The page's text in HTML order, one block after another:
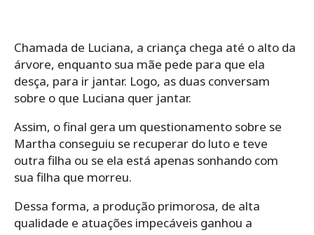
Chamada de Luciana, a criança chega até o alto da
árvore, enquanto sua mãe pede para que ela
desça, para ir jantar. Logo, as duas conversam
sobre o que Luciana quer jantar.
Assim, o final gera um questionamento sobre se
Martha conseguiu se recuperar do luto e teve
outra filha ou se ela está apenas sonhando com
sua filha que morreu.
Dessa forma, a produção primorosa, de alta
qualidade e atuações impecáveis ganhou a